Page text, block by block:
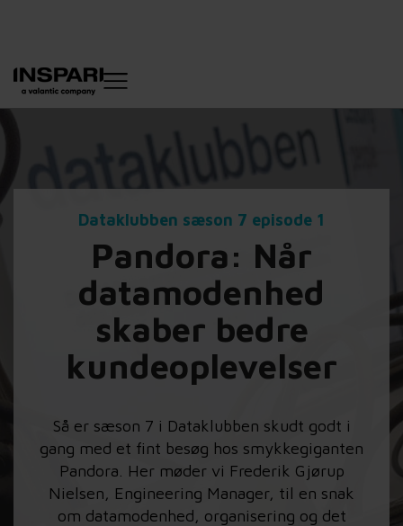
Dataklubben sæson 7 episode 1
Pandora: Når
datamodenhed
skaber bedre
kundeoplevelser
Så er sæson 7 i Dataklubben skudt godt i
gang med et fint besøg hos smykkegiganten
Pandora. Her møder vi Frederik Gjørup
Nielsen, Engineering Manager, til en snak
om datamodenhed, organisering og det